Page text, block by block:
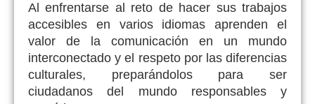
Al enfrentarse al reto de hacer sus trabajos
accesibles en varios idiomas aprenden el
valor de la comunicación en un mundo
interconectado y el respeto por las diferencias
culturales, preparándolos para ser
ciudadanos del mundo responsables y